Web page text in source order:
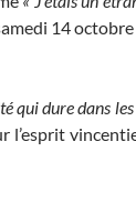
14
qui dure dans les
l’esprit